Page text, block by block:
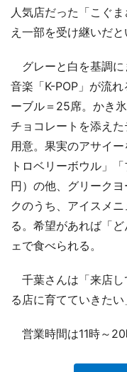
人気店だった「こぐ
え一部を受け継いだと
グレーと白を基調に
音楽「K-POP」が流
ーブル＝25席。かき
チョコレートを添え
用意。果実のアサイ
トロベリーボウル」
円）の他、グリーク
クのうち、アイスメ
る。希望があれば「
ェで食べられる。
千葉さんは「来店し
る店に育てていきたい
営業時間は11時～20